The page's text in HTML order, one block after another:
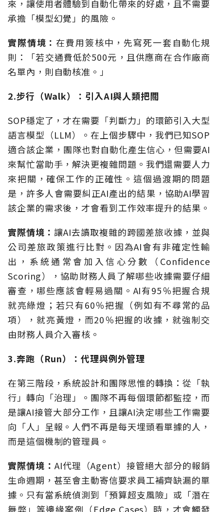
來，讓使用者體驗到自動化帶來的好處，且不需要
承擔「模型幻覺」的風險。
實際情境： 在費用簽核中，先寫死一套自動化規
則：「若交通費低於500元，且供應商在合作廠商
名單內，則自動核准。」
2.步行（Walk）：引入AI與人類把關
SOP穩定了，才在需要「判斷力」的環節引入大型
語言模型（LLM）。在上個步驟中，我們已知SOP
適合該企業，團隊也對自動化產生信心，但需要AI
來幫忙當助手，解決更複雜問題。我們還需要人力
來把關，確保工作的正確性。這個過渡期的問題
是，許多人會需要糾正AI產出的結果，協助AI學習
該企業的需求後，才會看到工作效率提升的結果。
實際情境： 讓AI去讀取複雜的跨國差旅收據，並與
公司差旅政策進行比對。因為AI會有非確定性輸
出，系統通常會加入信心分數（Confidence
Scoring），協助財務人員了解哪些收據需要仔細
審查，哪些應該會輕易過關。AI有95％把握合規
就亮綠燈；若只有60％把握（例如有不尋常的品
項），就亮黃燈，而20％把握的收據，就強制交
由財務人員介入審核。
3.奔跑（Run）：代理與例外管理
在第三階段，系統設計和團隊思惟的轉換：從「執
行」轉向「治理」。團隊不再每個環節都監控，而
是讓AI接管大部分工作，且讓AI決定哪些工作需要
向「人」呈報。人們不再是每天埋頭看單據的人，
而是這個機制的管理員。
實際情境： AI代理（Agent）接管絕大部分的報銷
生命週期，甚至會主動寄信要求員工補齊缺漏的單
據。只有當系統偵測到「預算超支風險」或「潛在
舞弊」等邊緣案例（Edge Cases）時，才會觸發